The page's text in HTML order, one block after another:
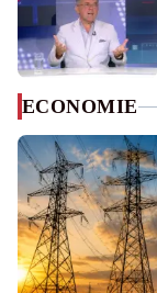
ECONOMIE